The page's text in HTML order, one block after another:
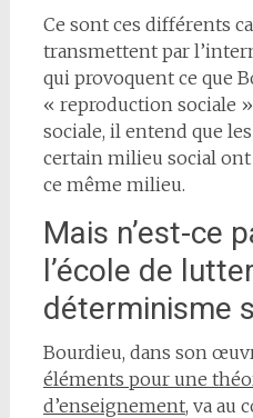
Ce sont ces différents
transmettent par
qui provoquent ce que
« reproduction sociale
sociale, il entend que
certain milieu social
ce même milieu.
Mais n’est-ce
l’école de
déterminisme
Bourdieu, dans son
éléments pour une
d’enseignement, va au